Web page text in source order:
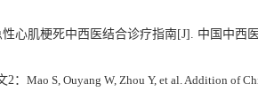
性心肌梗死中西医结合诊疗指南[J]. 中国中西
2： Mao S, Ouyang W, Zhou Y, et al. Addition of